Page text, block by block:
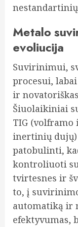
Metalo
evoliucija
Suvirinimui,
procesui,
ir
Šiuolaikiniai
TIG
inertinių
patobulinti,
kontroliuoti
tvirtesnes ir
to, į
automatiką ir
efektyvumas,